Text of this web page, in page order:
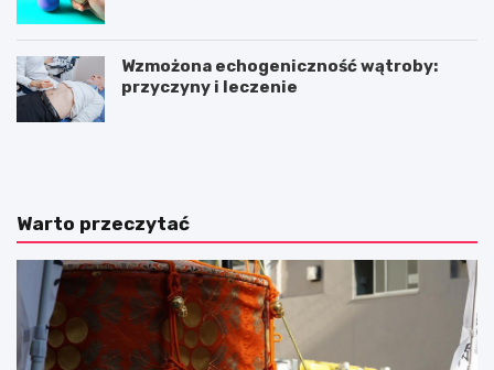
Wzmożona echogeniczność wątroby:
przyczyny i leczenie
C
r
t
o
ś
ć
n
J
j
e
s
z
r
o
Warto przeczytać